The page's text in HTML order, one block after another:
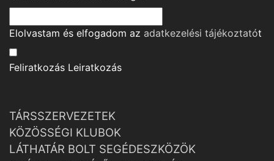
Elolvastam és elfogadom az adatkezelési tájékoztatót
Feliratkozás Leiratkozás
TÁRSSZERVEZETEK
KÖZÖSSÉGI KLUBOK
LÁTHATÁR BOLT SEGÉDESZKÖZÖK